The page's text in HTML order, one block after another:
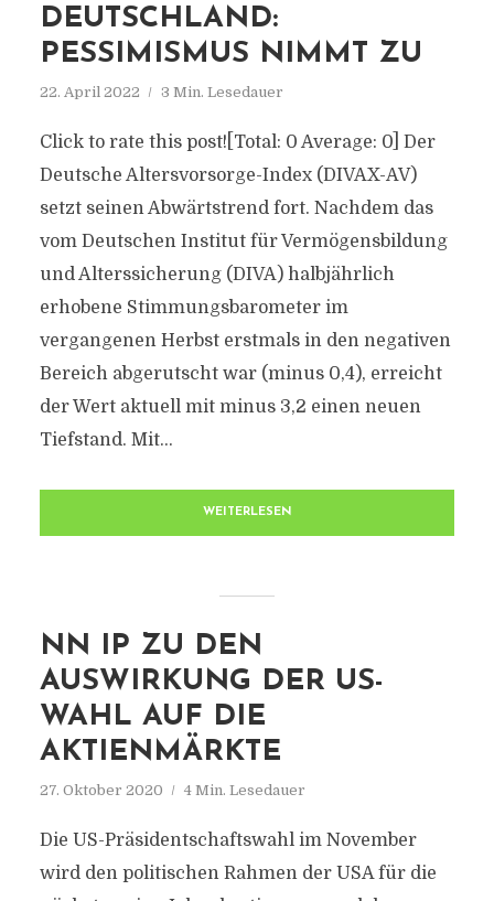
DEUTSCHLAND:
PESSIMISMUS NIMMT ZU
22. April 2022 3 Min. Lesedauer
Click to rate this post![Total: 0 Average: 0] Der
Deutsche Altersvorsorge-Index (DIVAX-AV)
setzt seinen Abwärtstrend fort. Nachdem das
vom Deutschen Institut für Vermögensbildung
und Alterssicherung (DIVA) halbjährlich
erhobene Stimmungsbarometer im
vergangenen Herbst erstmals in den negativen
Bereich abgerutscht war (minus 0,4), erreicht
der Wert aktuell mit minus 3,2 einen neuen
Tiefstand. Mit...
WEITERLESEN
NN IP ZU DEN
AUSWIRKUNG DER US-
WAHL AUF DIE
AKTIENMÄRKTE
27. Oktober 2020 4 Min. Lesedauer
Die US-Präsidentschaftswahl im November
wird den politischen Rahmen der USA für die